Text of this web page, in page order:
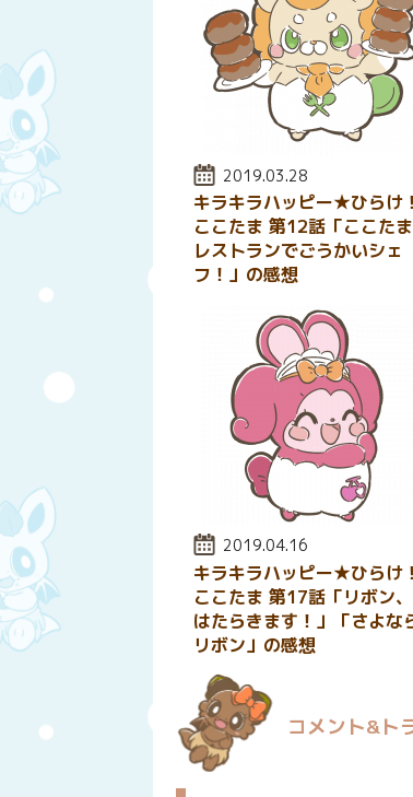
投稿日:
2019.03.28
キラキラハッピー★ひらけ！
ここたま 第12話「ここたま
レストランでごうかいシェ
フ！」の感想
投稿日:
2019.04.16
キラキラハッピー★ひらけ！
ここたま 第17話「リボン、
はたらきます！」「さよな
リボン」の感想
コメント&ト